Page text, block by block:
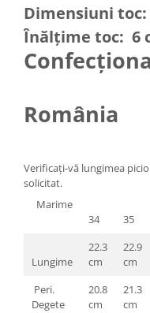
Dimensiuni toc:
Înălțime toc: 6
România
Verificați-vă lungimea
solicitat.
Marime
34
35
Lungime
22.3
cm
22.9
cm
Peri.
Degete
20.8
cm
21.3
cm